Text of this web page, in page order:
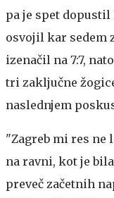
pa je spet
osvojil kar sedem
izenačil na 7:7,
tri zaključne
naslednjem
"Zagreb mi res
na ravni, kot je
preveč začetnih